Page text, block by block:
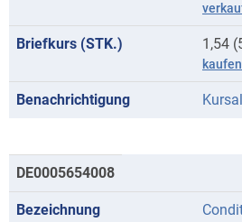
1,54
kaufen
DE0005654008